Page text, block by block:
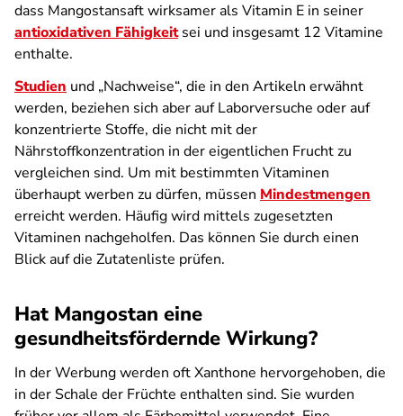
dass Mangostansaft wirksamer als Vitamin E in seiner
antioxidativen Fähigkeitsei und insgesamt 12 Vitamine
enthalte.
Studien und „Nachweise“, die in den Artikeln erwähnt
werden, beziehen sich aber auf Laborversuche oder auf
konzentrierte Stoffe, die nicht mit der
Nährstoffkonzentration in der eigentlichen Frucht zu
vergleichen sind. Um mit bestimmten Vitaminen
überhaupt werben zu dürfen, müssen Mindestmengen
erreicht werden. Häufig wird mittels zugesetzten
Vitaminen nachgeholfen. Das können Sie durch einen
Blick auf die Zutatenliste prüfen.
Hat Mangostan eine
gesundheitsfördernde Wirkung?
In der Werbung werden oft Xanthone hervorgehoben, die
in der Schale der Früchte enthalten sind. Sie wurden